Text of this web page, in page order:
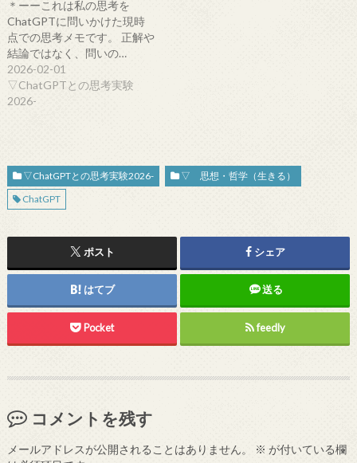
＊ーーこれは私の思考を
ChatGPTに問いかけた現時
点での思考メモです。 正解や
結論ではなく、問いの…
2026-02-01
▽ChatGPTとの思考実験
2026-
▽ChatGPTとの思考実験2026-
▽ 思想・哲学（生きる）
ChatGPT
ポスト シェア
はてブ 送る
Pocket feedly
コメントを残す
メールアドレスが公開されることはありません。 ※ が付いている欄